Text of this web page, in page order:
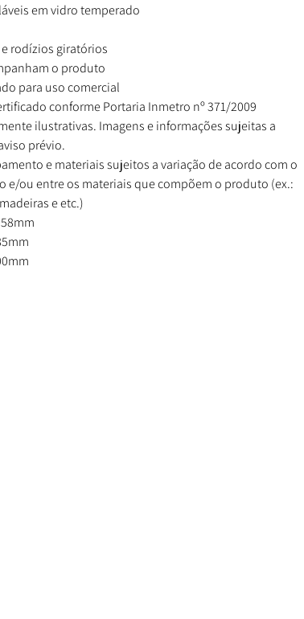
em vidro temperado
rodízios giratórios
o produto
para uso comercial
conforme Portaria Inmetro nº 371/2009
ilustrativas. Imagens e informações sujeitas a
prévio.
e materiais sujeitos a variação de acordo com o
e/ou entre os materiais que compõem o produto (ex.:
e etc.)